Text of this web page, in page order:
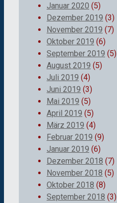
Januar 2020 (5)
Dezember 2019 (3)
November 2019 (7)
Oktober 2019 (6)
September 2019 (5)
August 2019 (5)
Juli 2019 (4)
Juni 2019 (3)
Mai 2019 (5)
April 2019 (5)
März 2019 (4)
Februar 2019 (9)
Januar 2019 (6)
Dezember 2018 (7)
November 2018 (5)
Oktober 2018 (8)
September 2018 (3)